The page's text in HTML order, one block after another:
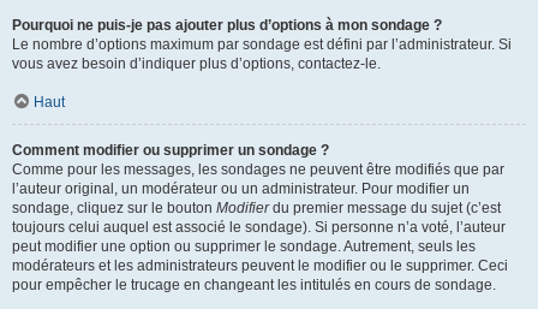
Pourquoi ne puis-je pas ajouter plus d’options à mon sondage ?
Le nombre d’options maximum par sondage est défini par l’administrateur. Si
vous avez besoin d’indiquer plus d’options, contactez-le.
Haut
Comment modifier ou supprimer un sondage ?
Comme pour les messages, les sondages ne peuvent être modifiés que par
l’auteur original, un modérateur ou un administrateur. Pour modifier un
sondage, cliquez sur le bouton Modifierdu premier message du sujet (c’est
toujours celui auquel est associé le sondage). Si personne n’a voté, l’auteur
peut modifier une option ou supprimer le sondage. Autrement, seuls les
modérateurs et les administrateurs peuvent le modifier ou le supprimer. Ceci
pour empêcher le trucage en changeant les intitulés en cours de sondage.